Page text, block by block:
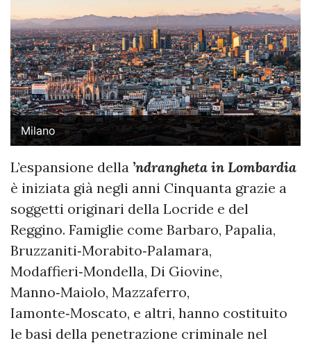
Milano
L’espansione della ’ndrangheta in Lombardia
è iniziata già negli anni Cinquanta grazie a
soggetti originari della Locride e del
Reggino. Famiglie come Barbaro, Papalia,
Bruzzaniti‑Morabito‑Palamara,
Modaffieri‑Mondella, Di Giovine,
Manno‑Maiolo, Mazzaferro,
Iamonte‑Moscato, e altri, hanno costituito
le basi della penetrazione criminale nel